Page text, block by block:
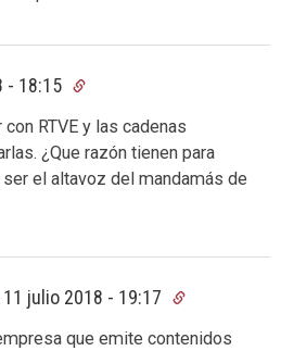
- 18:15
RTVE y las cadenas
¿Que razón tienen para
el altavoz del mandamás de
11 julio 2018 - 19:17
que emite contenidos